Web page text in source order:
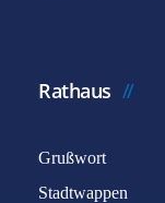
Rathaus
Grußwort
Stadtwappen